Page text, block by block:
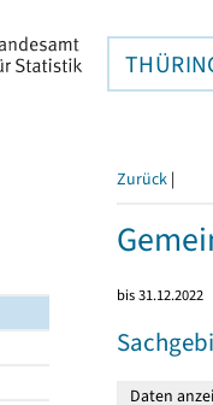
Zurück |
bis 31.12.2022